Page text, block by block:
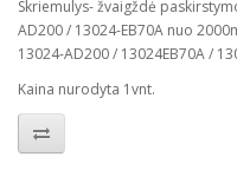
Skriemulys- žvaigždė
AD200 / 13024-EB70A nuo
13024-AD200 / 13024EB70A /
Kaina nurodyta 1vnt.